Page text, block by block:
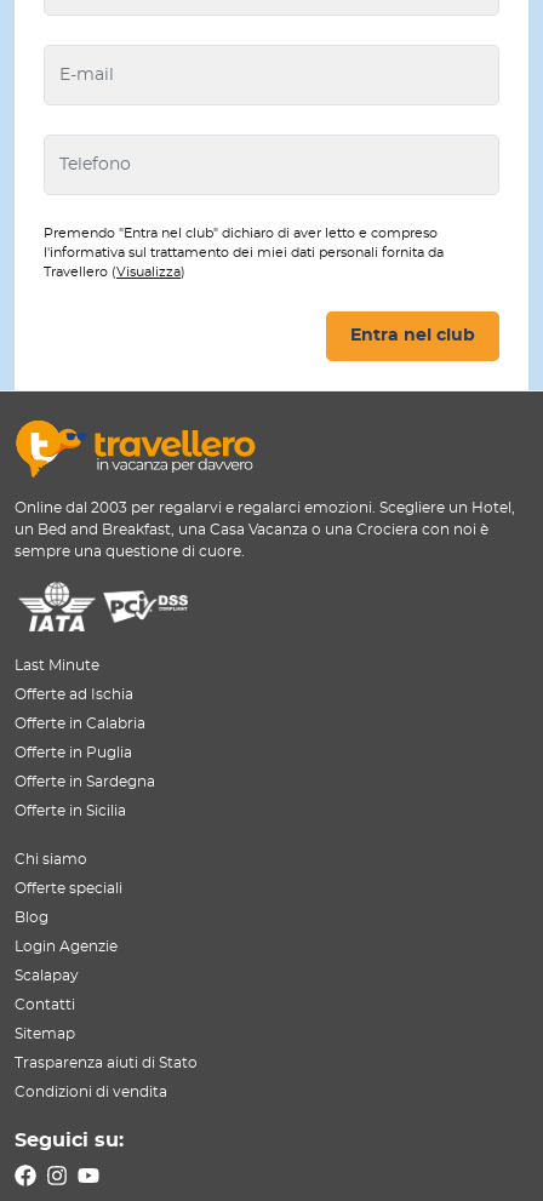
Premendo "Entra nel club" dichiaro di aver letto e compreso
l'informativa sul trattamento dei miei dati personali fornita da
Travellero (Visualizza)
Entra nel club
Online dal 2003 per regalarvi e regalarci emozioni. Scegliere un Hotel,
un Bed and Breakfast, una Casa Vacanza o una Crociera con noi è
sempre una questione di cuore.
Last Minute
Offerte ad Ischia
Offerte in Calabria
Offerte in Puglia
Offerte in Sardegna
Offerte in Sicilia
Chi siamo
Offerte speciali
Blog
Login Agenzie
Scalapay
Contatti
Sitemap
Trasparenza aiuti di Stato
Condizioni di vendita
Seguici su: